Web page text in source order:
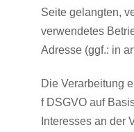
Seite gelangten,
verwendetes
Adresse (ggf.: in
Die Verarbeitung
f DSGVO auf
Interesses an der